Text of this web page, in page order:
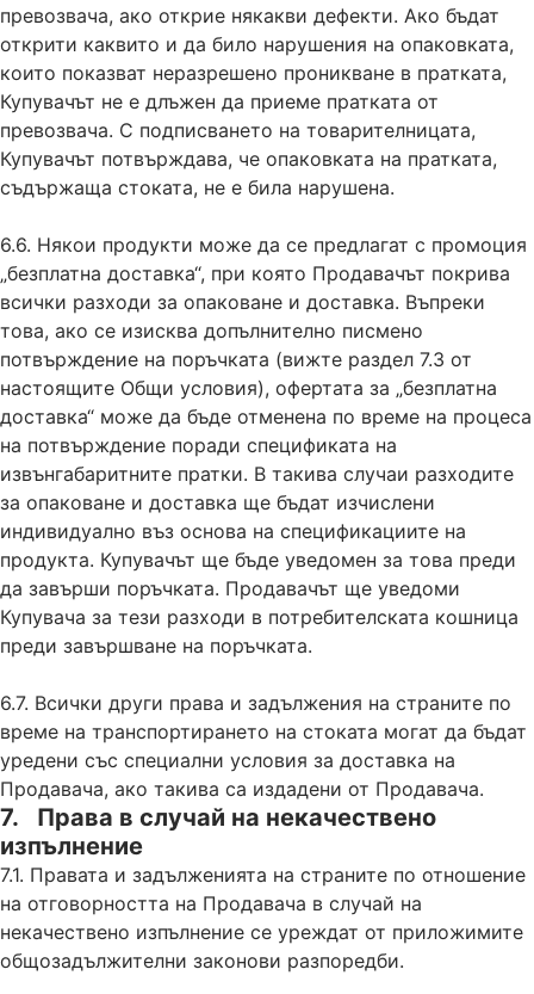
превозвача, ако открие някакви дефекти. Ако бъдат
открити каквито и да било нарушения на опаковката,
които показват неразрешено проникване в пратката,
Купувачът не е длъжен да приеме пратката от
превозвача. С подписването на товарителницата,
Купувачът потвърждава, че опаковката на пратката,
съдържаща стоката, не е била нарушена.
6.6. Някои продукти може да се предлагат с промоция
„безплатна доставка“, при която Продавачът покрива
всички разходи за опаковане и доставка. Въпреки
това, ако се изисква допълнително писмено
потвърждение на поръчката (вижте раздел 7.3 от
настоящите Общи условия), офертата за „безплатна
доставка“ може да бъде отменена по време на процеса
на потвърждение поради спецификата на
извънгабаритните пратки. В такива случаи разходите
за опаковане и доставка ще бъдат изчислени
индивидуално въз основа на спецификациите на
продукта. Купувачът ще бъде уведомен за това преди
да завърши поръчката. Продавачът ще уведоми
Купувача за тези разходи в потребителската кошница
преди завършване на поръчката.
6.7. Всички други права и задължения на страните по
време на транспортирането на стоката могат да бъдат
уредени със специални условия за доставка на
Продавача, ако такива са издадени от Продавача.
7. Права в случай на некачествено
изпълнение
7.1. Правата и задълженията на страните по отношение
на отговорността на Продавача в случай на
некачествено изпълнение се уреждат от приложимите
общозадължителни законови разпоредби.